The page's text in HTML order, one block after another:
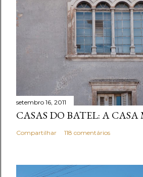
setembro 16, 2011
CASAS DO BATEL: A CASA
Compartilhar 118 comentários